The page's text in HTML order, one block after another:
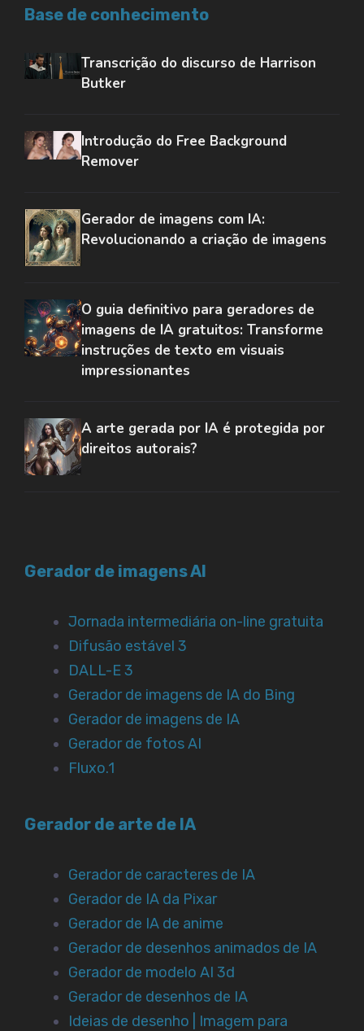
Base de conhecimento
Transcrição do discurso de Harrison
Butker
Introdução do Free Background
Remover
Gerador de imagens com IA:
Revolucionando a criação de imagens
O guia definitivo para geradores de
imagens de IA gratuitos: Transforme
instruções de texto em visuais
impressionantes
A arte gerada por IA é protegida por
direitos autorais?
Gerador de imagens AI
Jornada intermediária on-line gratuita
Difusão estável 3
DALL-E 3
Gerador de imagens de IA do Bing
Gerador de imagens de IA
Gerador de fotos AI
Fluxo.1
Gerador de arte de IA
Gerador de caracteres de IA
Gerador de IA da Pixar
Gerador de IA de anime
Gerador de desenhos animados de IA
Gerador de modelo AI 3d
Gerador de desenhos de IA
Ideias de desenho | Imagem para